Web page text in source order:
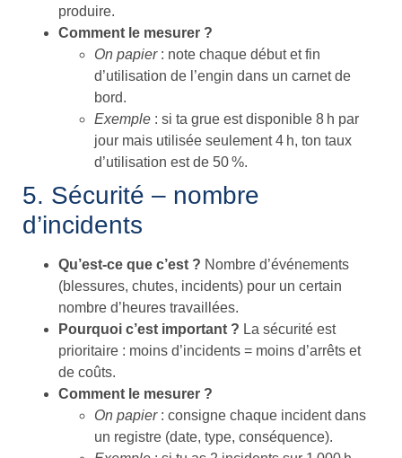
produire.
Comment le mesurer ?
On papier: note chaque début et fin
d’utilisation de l’engin dans un carnet de
bord.
Exemple : si ta grue est disponible 8 h par
jour mais utilisée seulement 4 h, ton taux
d’utilisation est de 50 %.
5. Sécurité – nombre
d’incidents
Qu’est-ce que c’est ? Nombre d’événements
(blessures, chutes, incidents) pour un certain
nombre d’heures travaillées.
Pourquoi c’est important ? La sécurité est
prioritaire : moins d’incidents = moins d’arrêts et
de coûts.
Comment le mesurer ?
On papier: consigne chaque incident dans
un registre (date, type, conséquence).